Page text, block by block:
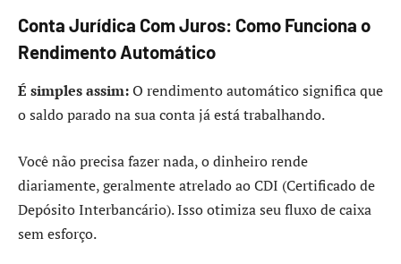
Conta Jurídica Com Juros: Como Funciona o
Rendimento Automático
É simples assim:O rendimento automático significa que
o saldo parado na sua conta já está trabalhando.
Você não precisa fazer nada, o dinheiro rende
diariamente, geralmente atrelado ao CDI (Certificado de
Depósito Interbancário). Isso otimiza seu fluxo de caixa
sem esforço.